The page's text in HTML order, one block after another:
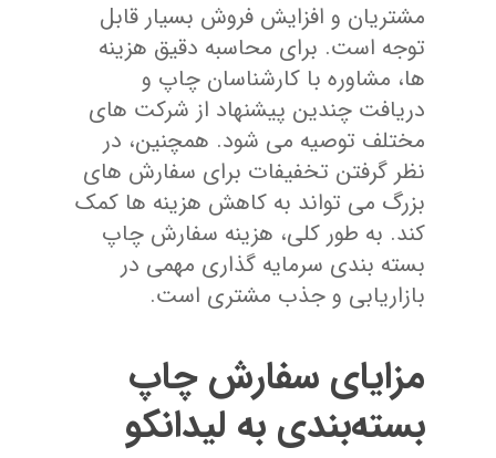
مشتریان و افزایش فروش بسیار قابل
توجه است. برای محاسبه دقیق هزینه
‌ها، مشاوره با کارشناسان چاپ و
دریافت چندین پیشنهاد از شرکت ‌های
مختلف توصیه می ‌شود. همچنین، در
نظر گرفتن تخفیفات برای سفارش‌ های
بزرگ می‌ تواند به کاهش هزینه ‌ها کمک
کند. به طور کلی، هزینه سفارش چاپ
بسته ‌بندی سرمایه ‌گذاری مهمی در
بازاریابی و جذب مشتری است.
مزایای سفارش چاپ
بسته‌بندی به لیدانکو